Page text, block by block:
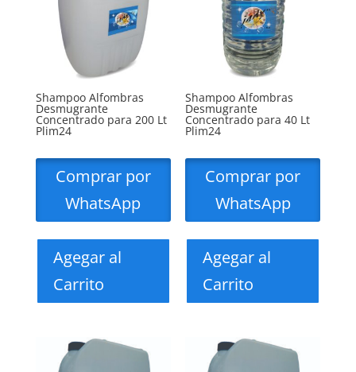
Shampoo Alfombras
Desmugrante
Concentrado para 200 Lt
Plim24
Comprar por
WhatsApp
Agegar al
Carrito
Shampoo Alfombras
Desmugrante
Concentrado para 40 Lt
Plim24
Comprar por
WhatsApp
Agegar al
Carrito